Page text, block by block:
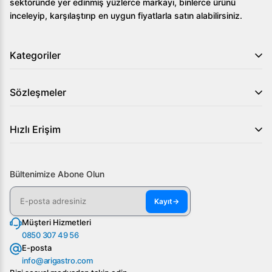
getiriyor. Detaylı bilgi almak için bizimle iletişime geçin ve
bu benzersiz makinenin avantajlarını keşfedin.
sektöründe yer edinmiş yüzlerce markayı, binlerce ürünü
inceleyip, karşılaştırıp en uygun fiyatlarla satın alabilirsiniz.
Kategoriler
Sözleşmeler
Hızlı Erişim
Bültenimize Abone Olun
Kayıt→
Müşteri Hizmetleri
0850 307 49 56
E-posta
info@arigastro.com